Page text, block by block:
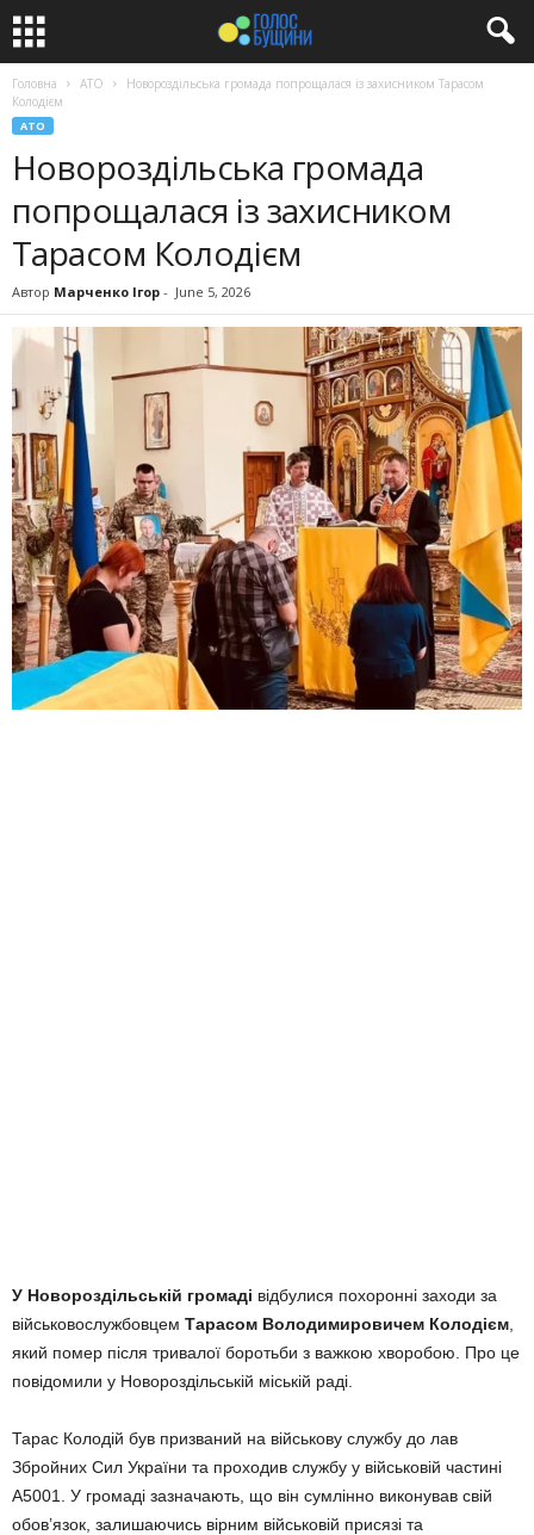
Головна АТО
Новороздільська громада попрощалася із захисником Тарасом
Колодієм
АТО
Новороздільська громада
попрощалася із захисником
Тарасом Колодієм
Автор Марченко Ігор - June 5, 2026
У Новороздільській громаді відбулися похоронні заходи за
військовослужбовцем Тарасом Володимировичем Колодієм
який помер після тривалої боротьби з важкою хворобою. Про це
повідомили у Новороздільській міській раді.
Тарас Колодій був призваний на військову службу до лав
Збройних Сил України та проходив службу у військовій частині
А5001. У громаді зазначають, що він сумлінно виконував свій
обов’язок, залишаючись вірним військовій присязі та